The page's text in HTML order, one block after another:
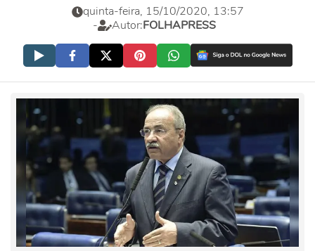
quinta-feira, 15/10/2020, 13:57
-
Autor:FOLHAPRESS